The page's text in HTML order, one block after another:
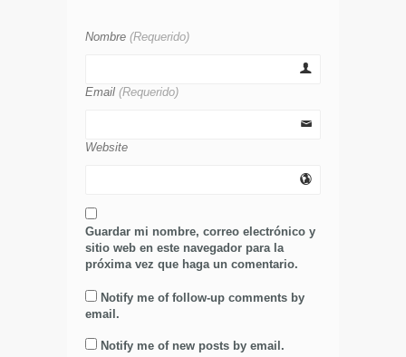
Nombre (Requerido)
Email (Requerido)
Website
Guardar mi nombre, correo electrónico y
sitio web en este navegador para la
próxima vez que haga un comentario.
Notify me of follow-up comments by
email.
Notify me of new posts by email.